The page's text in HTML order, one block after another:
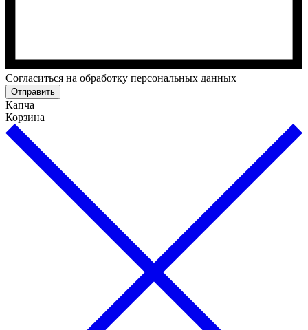
Cогласиться на обработку персональных данных
Отправить
Капча
Корзина